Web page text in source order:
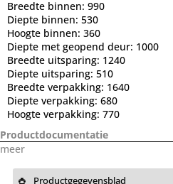
Breedte binnen: 990
Diepte binnen: 530
Hoogte binnen: 360
Diepte met geopend deur: 1000
Breedte uitsparing: 1240
Diepte uitsparing: 510
Breedte verpakking: 1640
Diepte verpakking: 680
Hoogte verpakking: 770
Productdocumentatie
meer
Productgegevensblad